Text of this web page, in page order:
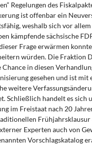
Regelungen des
ist offenbar ein
weshalb sich vor
kämpfende sächsische
Frage erwärmen
würden. Die Fraktion
Chance in diesen
gesehen und ist
weitere
Schließlich handelt es sich
im Freistaat nach 20
Frühjahrsklausur
Experten auch von
Vorschlagskatalog